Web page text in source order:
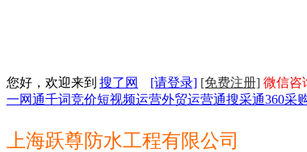
您好，欢迎来到 搜了网 [请登录] [免费注册] 微信咨
一网通千词竞价短视频运营外贸运营通搜采通360采
上海跃尊防水工程有限公司